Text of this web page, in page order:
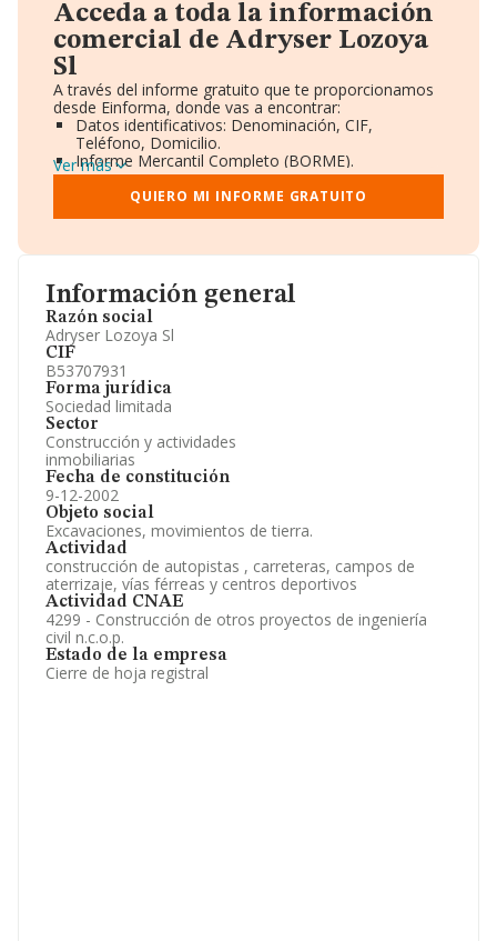
Información general
Razón social
Adryser Lozoya Sl
CIF
B53707931
Forma jurídica
Sociedad limitada
Sector
Construcción y actividades
inmobiliarias
Fecha de constitución
9-12-2002
Objeto social
Excavaciones, movimientos de tierra.
Actividad
construcción de autopistas , carreteras, campos de
aterrizaje, vías férreas y centros deportivos
Actividad CNAE
4299 - Construcción de otros proyectos de ingeniería
civil n.c.o.p.
Estado de la empresa
Cierre de hoja registral
Acceda a toda la información
comercial de Adryser Lozoya
Sl
A través del informe gratuito que te proporcionamos
desde Einforma, donde vas a encontrar:
Datos identificativos: Denominación, CIF,
Teléfono, Domicilio.
Informe Mercantil Completo (BORME).
Gráficos de Evolución Ventas y Empleados.
Consejo de Administración y Administradores.
Directivos y Ejecutivos.
Información oficial y registral complementaria.
Ver más
QUIERO MI INFORME GRATUITO